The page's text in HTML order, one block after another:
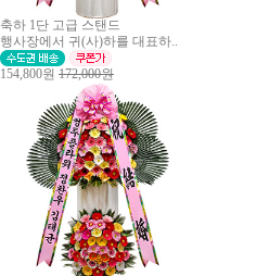
축하 1단 고급 스탠드
행사장에서 귀(사)하를 대표하..
154,800원 172,000원